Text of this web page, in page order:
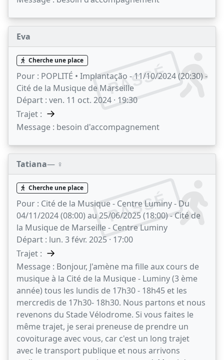
Eva
PASSÉ
Cherche une place
Pour : POPLITÉ • Implantação - 11/10/2024 (20:30) -
Cité de la Musique de Marseille
Départ : ven. 11 oct. 2024 · 19:30
Trajet : →
Message : besoin d'accompagnement
Tatiana— ♀️
PASSÉ
Cherche une place
Pour : Cité de la Musique - Centre Luminy - Du
04/11/2024 (08:00) au 25/06/2025 (18:00) - Cité de
la Musique de Marseille - Centre Luminy
Départ : lun. 3 févr. 2025 · 17:00
Trajet : →
Message : Bonjour, J'amène ma fille aux cours de
musique à la Cité de la Musique - Luminy (3 ème
année) tous les lundis de 17h30 - 18h45 et les
mercredis de 17h30- 18h30. Nous partons et nous
revenons du Stade Vélodrome. Si vous faites le
même trajet, je serai preneuse de prendre un
covoiturage avec vous, car c'est un long trajet
avec le transport publique et nous arrivons